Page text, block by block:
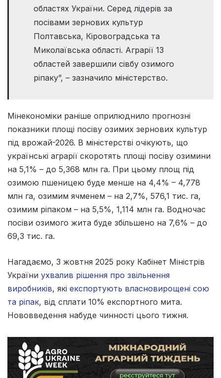
областях України. Серед лідерів за
посівами зернових культур
Полтавська, Кіровоградська та
Миколаївська області. Аграрії 13
областей завершили сівбу озимого
ріпаку”, – зазначило міністерство.
Мінекономіки раніше оприлюднило прогнозні
показники площі посіву озимих зернових культур
під врожай-2026. В міністерстві очікують, що
українські аграрії скоротять площі посіву озимини
на 5,1% – до 5,368 млн га. При цьому площ під
озимою пшеницею буде менше на 4,4% – 4,778
млн га, озимим ячменем – на 2,7%, 576,1 тис. га,
озимим ріпаком – на 5,5%, 1,114 млн га. Водночас
посіви озимого жита буде збільшено на 7,6% – до
69,3 тис. га.
Нагадаємо, 3 жовтня 2025 року Кабінет Міністрів
України ухвалив рішення про звільнення
виробників, які експортують власновирощені сою
та ріпак, від сплати 10% експортного мита.
Нововведення набуде чинності цього тижня.